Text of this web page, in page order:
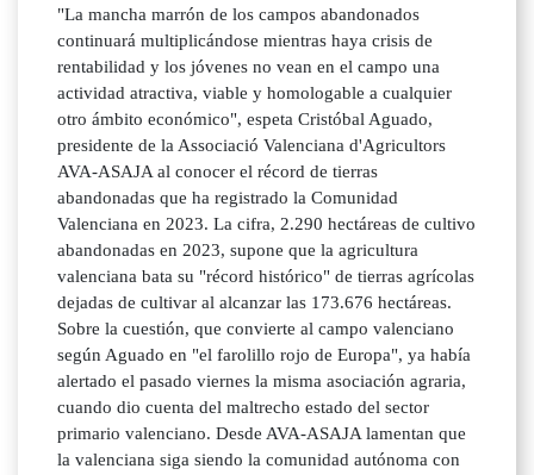
"La mancha marrón de los campos abandonados
continuará multiplicándose mientras haya crisis de
rentabilidad y los jóvenes no vean en el campo una
actividad atractiva, viable y homologable a cualquier
otro ámbito económico", espeta Cristóbal Aguado,
presidente de la Associació Valenciana d'Agricultors
AVA-ASAJA al conocer el récord de tierras
abandonadas que ha registrado la Comunidad
Valenciana en 2023. La cifra, 2.290 hectáreas de cultivo
abandonadas en 2023, supone que la agricultura
valenciana bata su "récord histórico" de tierras agrícolas
dejadas de cultivar al alcanzar las 173.676 hectáreas.
Sobre la cuestión, que convierte al campo valenciano
según Aguado en "el farolillo rojo de Europa", ya había
alertado el pasado viernes la misma asociación agraria,
cuando dio cuenta del maltrecho estado del sector
primario valenciano. Desde AVA-ASAJA lamentan que
la valenciana siga siendo la comunidad autónoma con